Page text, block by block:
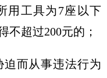
用工具为7座以下
不超过200元的；
迫而从事违法行为